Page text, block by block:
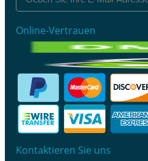
Online-Vertrauen
Kontaktieren Sie uns